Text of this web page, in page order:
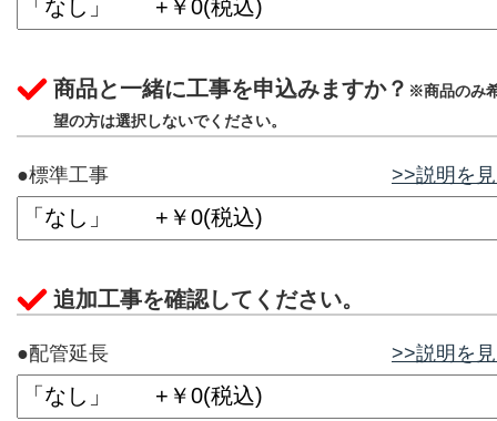
商品と一緒に工事を申込みますか？ ※商品のみ
望の方は選択しないでください。
●標準工事 >>説明を
追加工事を確認してください。
●配管延長 >>説明を